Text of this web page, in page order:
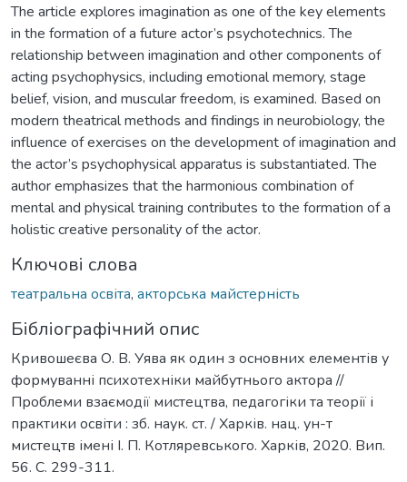
The article explores imagination as one of the key elements
in the formation of a future actor’s psychotechnics. The
relationship between imagination and other components of
acting psychophysics, including emotional memory, stage
belief, vision, and muscular freedom, is examined. Based on
modern theatrical methods and findings in neurobiology, the
influence of exercises on the development of imagination and
the actor’s psychophysical apparatus is substantiated. The
author emphasizes that the harmonious combination of
mental and physical training contributes to the formation of a
holistic creative personality of the actor.
Ключові слова
театральна освіта, акторська майстерність
Бібліографічний опис
Кривошеєва О. В. Уява як один з основних елементів у
формуванні психотехніки майбутнього актора //
Проблеми взаємодії мистецтва, педагогіки та теорії і
практики освіти : зб. наук. ст. / Харків. нац. ун-т
мистецтв імені І. П. Котляревського. Харків, 2020. Вип.
56. С. 299-311.